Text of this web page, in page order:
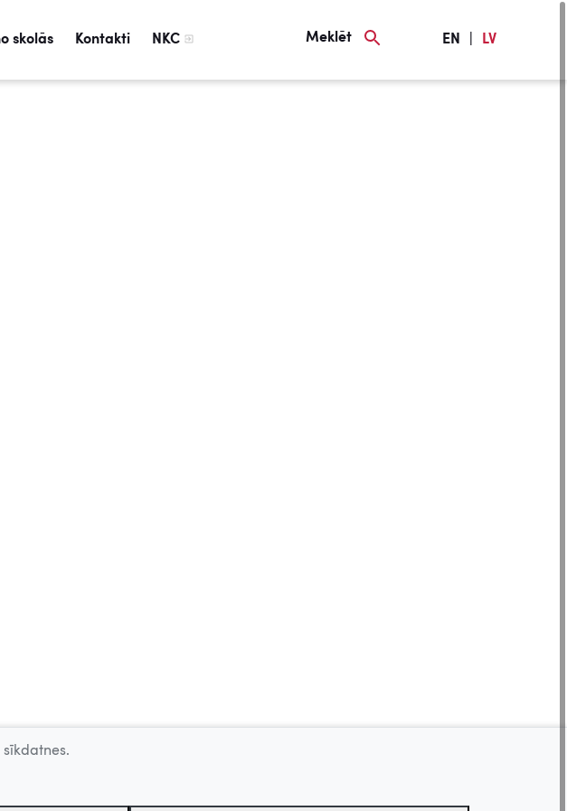
skolās Kontakti NKC Meklēt EN LV